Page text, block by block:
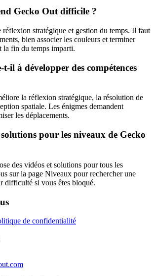
Gecko Out difficile ?
stratégique et gestion du temps. Il faut
bien associer les couleurs et terminer
la fin du temps imparti.
il à développer des compétences
la réflexion stratégique, la résolution de
spatiale. Les énigmes demandent
les déplacements.
pour les niveaux de Gecko
des vidéos et solutions pour tous les
sur la page Niveaux pour rechercher une
difficulté si vous êtes bloqué.
de confidentialité